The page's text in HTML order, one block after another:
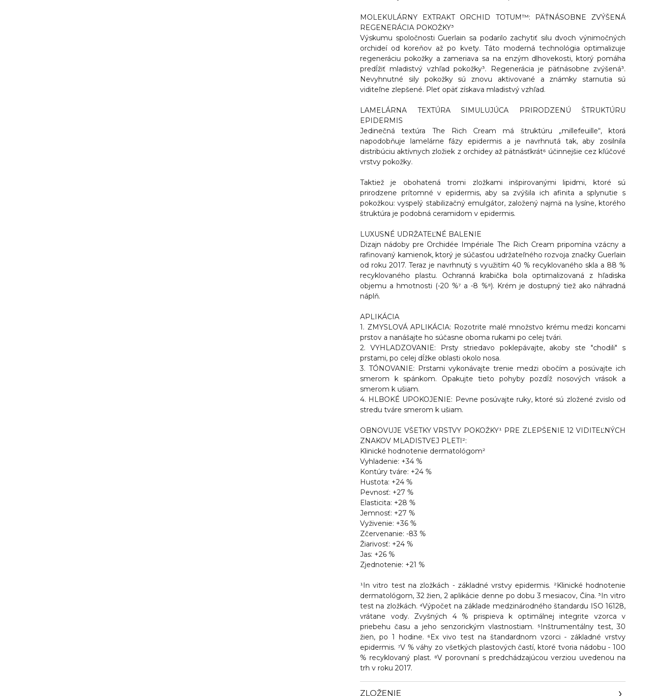
MOLEKULÁRNY EXTRAKT ORCHID TOTUM™: PÄŤNÁSOBNE ZVÝŠENÁ
REGENERÁCIA POKOŽKY³
Výskumu spoločnosti Guerlain sa podarilo zachytiť silu dvoch výnimočných
orchideí od koreňov až po kvety. Táto moderná technológia optimalizuje
regeneráciu pokožky a zameriava sa na enzým dlhovekosti, ktorý pomáha
predĺžiť mladistvý vzhľad pokožky³. Regenerácia je päťnásobne zvýšená³.
Nevyhnutné sily pokožky sú znovu aktivované a známky starnutia sú
viditeľne zlepšené. Pleť opäť získava mladistvý vzhľad.
LAMELÁRNA TEXTÚRA SIMULUJÚCA PRIRODZENÚ ŠTRUKTÚRU
EPIDERMIS
Jedinečná textúra The Rich Cream má štruktúru „millefeuille“, ktorá
napodobňuje lamelárne fázy epidermis a je navrhnutá tak, aby zosilnila
distribúciu aktívnych zložiek z orchidey až pätnásťkrát⁶ účinnejšie cez kľúčové
vrstvy pokožky.
Taktiež je obohatená tromi zložkami inšpirovanými lipidmi, ktoré sú
prirodzene prítomné v epidermis, aby sa zvýšila ich afinita a splynutie s
pokožkou: vyspelý stabilizačný emulgátor, založený najmä na lysíne, ktorého
štruktúra je podobná ceramidom v epidermis.
LUXUSNÉ UDRŽATEĽNÉ BALENIE
Dizajn nádoby pre Orchidée Impériale The Rich Cream pripomína vzácny a
rafinovaný kamienok, ktorý je súčasťou udržateľného rozvoja značky Guerlain
od roku 2017. Teraz je navrhnutý s využitím 40 % recyklovaného skla a 88 %
recyklovaného plastu. Ochranná krabička bola optimalizovaná z hľadiska
objemu a hmotnosti (-20 %⁷ a -8 %⁸). Krém je dostupný tiež ako náhradná
náplň.
APLIKÁCIA
1. ZMYSLOVÁ APLIKÁCIA: Rozotrite malé množstvo krému medzi koncami
prstov a nanášajte ho súčasne oboma rukami po celej tvári.
2. VYHLADZOVANIE: Prsty striedavo poklepávajte, akoby ste "chodili" s
prstami, po celej dĺžke oblasti okolo nosa.
3. TÓNOVANIE: Prstami vykonávajte trenie medzi obočím a posúvajte ich
smerom k spánkom. Opakujte tieto pohyby pozdĺž nosových vrások a
smerom k ušiam.
4. HLBOKÉ UPOKOJENIE: Pevne posúvajte ruky, ktoré sú zložené zvislo od
stredu tváre smerom k ušiam.
OBNOVUJE VŠETKY VRSTVY POKOŽKY¹ PRE ZLEPŠENIE 12 VIDITEĽNÝCH
ZNAKOV MLADISTVEJ PLETI²:
Klinické hodnotenie dermatológom²
Vyhladenie: +34 %
Kontúry tváre: +24 %
Hustota: +24 %
Pevnosť: +27 %
Elasticita: +28 %
Jemnosť: +27 %
Vyživenie: +36 %
Zčervenanie: -83 %
Žiarivosť: +24 %
Jas: +26 %
Zjednotenie: +21 %
¹In vitro test na zložkách - základné vrstvy epidermis. ²Klinické hodnotenie
dermatológom, 32 žien, 2 aplikácie denne po dobu 3 mesiacov, Čína. ³In vitro
test na zložkách. ⁴Výpočet na základe medzinárodného štandardu ISO 16128,
vrátane vody. Zvyšných 4 % prispieva k optimálnej integrite vzorca v
priebehu času a jeho senzorickým vlastnostiam. ⁵Inštrumentálny test, 30
žien, po 1 hodine. ⁶Ex vivo test na štandardnom vzorci - základné vrstvy
epidermis. ⁷V % váhy zo všetkých plastových častí, ktoré tvoria nádobu - 100
% recyklovaný plast. ⁸V porovnaní s predchádzajúcou verziou uvedenou na
trh v roku 2017.
ZLOŽENIE